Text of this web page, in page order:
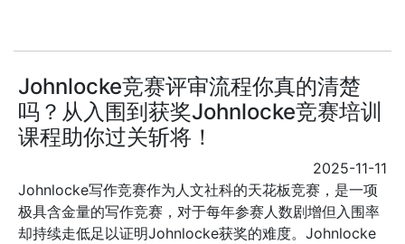
Johnlocke竞赛评审流程你真的清楚
吗？从入围到获奖Johnlocke竞赛培训
课程助你过关斩将！
2025-11-11
Johnlocke写作竞赛作为人文社科的天花板竞赛，是一项
极具含金量的写作竞赛，对于每年参赛人数剧增但入围率
却持续走低足以证明Johnlocke获奖的难度。Johnlocke